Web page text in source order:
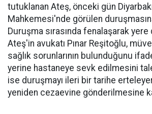
tutuklanan Ateş, önceki gün
Mahkemesi'nde görülen
Duruşma sırasında fenalaşarak
Ateş'in avukatı Pınar Reşitoğlu,
sağlık sorunlarının bulunduğunu
yerine hastaneye sevk edilmesini
ise duruşmayı ileri bir tarihe
yeniden cezaevine gönderilmesine